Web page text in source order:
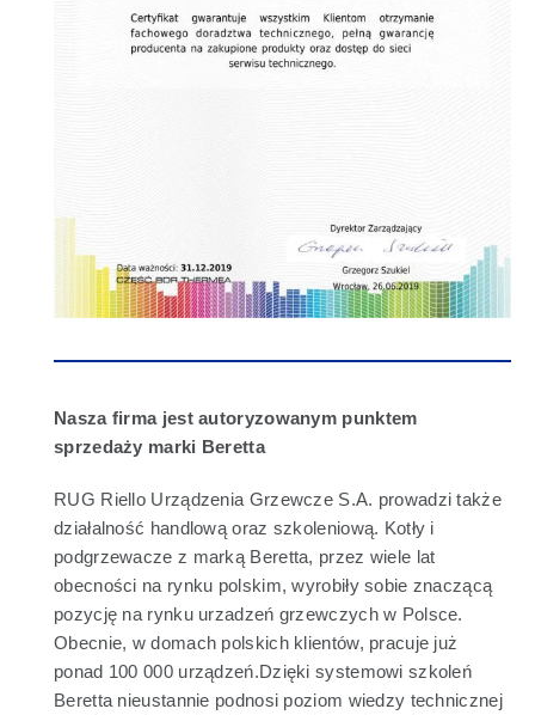
Nasza firma jest autoryzowanym punktem
sprzedaży marki Beretta
RUG Riello Urządzenia Grzewcze S.A. prowadzi także
działalność handlową oraz szkoleniową. Kotły i
podgrzewacze z marką Beretta, przez wiele lat
obecności na rynku polskim, wyrobiły sobie znaczącą
pozycję na rynku urzadzeń grzewczych w Polsce.
Obecnie, w domach polskich klientów, pracuje już
ponad 100 000 urządzeń.Dzięki systemowi szkoleń
Beretta nieustannie podnosi poziom wiedzy technicznej